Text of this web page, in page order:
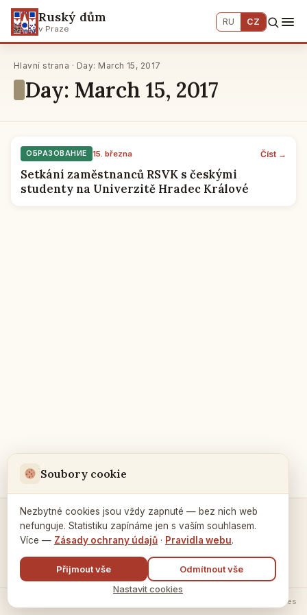
Ruský dům
v Praze
RU CZ
Hlavní strana · Day: March 15, 2017
Day: March 15, 2017
ОБРАЗОВАНИЕ 15. března Číst →
Setkání zaměstnanců RSVK s českými
studenty na Univerzitě Hradec Králové
Kontakty a spojení →
Nastavení cookies
Soubory cookie
Nezbytné cookies jsou vždy zapnuté — bez nich web
nefunguje. Statistiku zapínáme jen s vaším souhlasem.
Více — Zásady ochrany údajů · Pravidla webu.
Přijmout vše
Odmítnout vše
Nastavit cookies